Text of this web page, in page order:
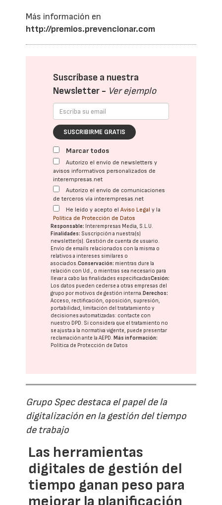
Más información en
http://premios.prevencionar.com
Suscríbase a nuestra
Newsletter - Ver ejemplo
SUSCRIBIRME GRATIS
Marcar todos
Autorizo el envío de newsletters y
avisos informativos personalizados de
interempresas.net
Autorizo el envío de comunicaciones
de terceros vía interempresas.net
He leído y acepto elAviso Legal y la
Política de Protección de Datos
Responsable: Interempresas Media, S.L.U.
Finalidades: Suscripción a nuestra(s)
newsletter(s). Gestión de cuenta de usuario.
Envío de emails relacionados con la misma o
relativos a intereses similares o
asociados.Conservación: mientras dure la
relación con Ud., o mientras sea necesario para
llevar a cabo las finalidades especificadasCesión:
Los datos pueden cederse a otras empresas del
grupo por motivos de gestión interna. Derechos:
Acceso, rectificación, oposición, supresión,
portabilidad, limitación del tratatamiento y
decisiones automatizadas: contacte con
nuestro DPD. Si considera que el tratamiento no
se ajusta a la normativa vigente, puede presentar
reclamación ante laAEPD. Más información:
Política de Protección de Datos
Grupo Spec destaca el papel de la
digitalización en la gestión del tiempo
de trabajo
Las herramientas
digitales de gestión del
tiempo ganan peso para